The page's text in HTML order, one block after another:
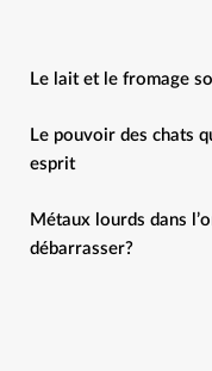
Le lait et le fromage
Le pouvoir des chats
esprit
Métaux lourds dans
débarrasser?